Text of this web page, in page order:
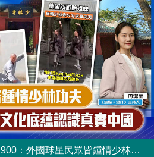
【短評】【焦點短打】EP900：外國球星民眾皆鍾情少林功夫 深掘中華文化底蘊認識真實中國